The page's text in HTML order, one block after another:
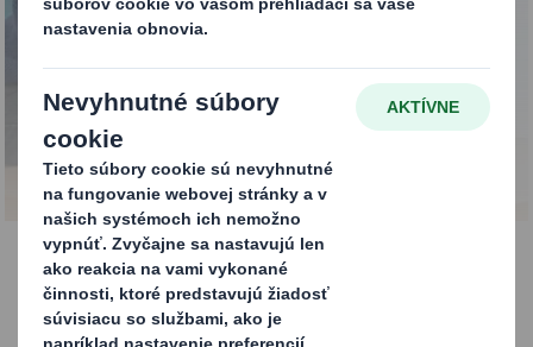
Online & E-Obchod
KONTAKTUJTE NÁS
Online a E-Obchod